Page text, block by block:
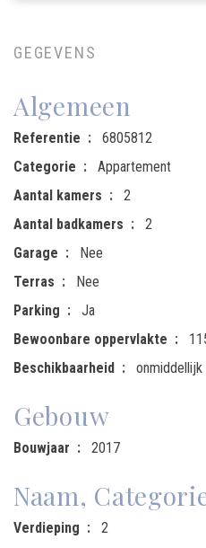
GEGEVENS
Algemeen
Referentie
6805812
Categorie
Appartement
Aantal kamers
2
Aantal badkamers
2
Garage
Nee
Terras
Nee
Parking
Ja
Bewoonbare oppervlakte
Beschikbaarheid
onmiddellijk
Gebouw
Bouwjaar 2017
Naam,
Verdieping
2